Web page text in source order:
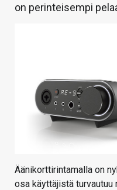
on perinteisempi
Äänikorttirintamalla on
osa käyttäjistä